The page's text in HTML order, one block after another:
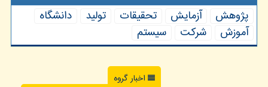
پژوهش آزمایش تحقیقات تولید
دانشگاه
آموزش
شركت سیستم
اخبار گروه